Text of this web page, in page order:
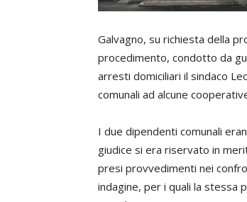
Galvagno, su richiesta della
procedimento, condotto da
arresti domiciliari il sindaco
comunali ad alcune
I due dipendenti comunali
giudice si era riservato in
presi provvedimenti nei
indagine, per i quali la stessa